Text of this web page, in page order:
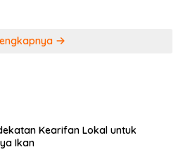
Kearifan Lokal untuk
Ikan